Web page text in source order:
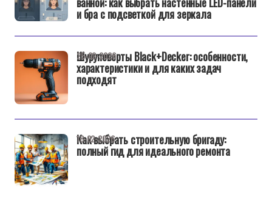
и бра с подсветкой для зеркала
Шуруповерты Black+Decker: особенности,
характеристики и для каких задач
подходят
25-02-2026
Как выбрать строительную бригаду:
полный гид для идеального ремонта
18-02-2026